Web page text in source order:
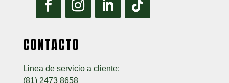
CONTACTO
Linea de servicio a cliente:
(81) 2473 8658